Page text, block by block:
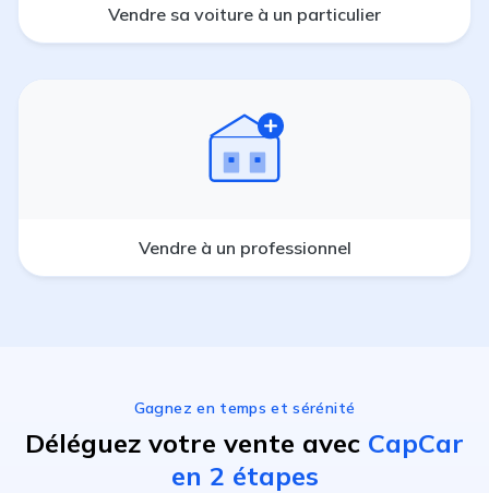
Vendre sa voiture à un particulier
Vendre à un professionnel
Gagnez en temps et sérénité
Déléguez votre vente avec CapCar
en 2 étapes